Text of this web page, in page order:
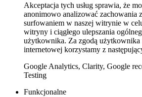
Akceptacja tych usług sprawia, że
anonimowo analizować zachowania
surfowaniem w naszej witrynie w
witryny i ciągłego ulepszania
użytkownika. Za zgodą użytkownika
internetowej korzystamy z
Google Analytics, Clarity, Google
Testing
Funkcjonalne